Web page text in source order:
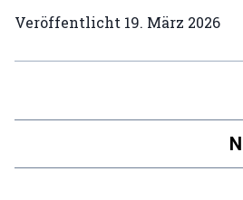
Veröffentlicht 19. März 2026